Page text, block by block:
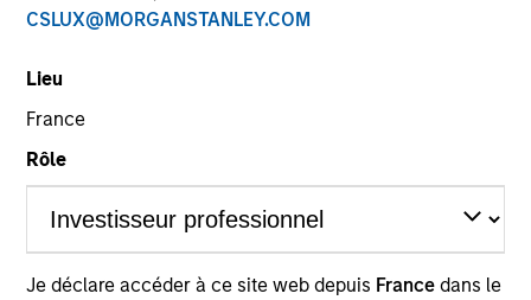
CSLUX@MORGANSTANLEY.COM
Lieu
France
Rôle
Je déclare accéder à ce site web depuis France dans le
Years